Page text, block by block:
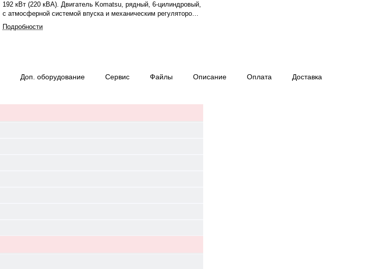
192 кВт (220 кВА). Двигатель Komatsu, рядный, 6-цилиндровый,
с атмосферной системой впуска и механическим регулятором
оборотов. Система охлаждения жидкостная. Частота вращения
— 1500 об/мин. Генератор синхронный, трёхфазный, 230/400 В,
кг, габариты: 3650×1300×1750 мм. Страна происхождения —
Подробности
Доп. оборудование Сервис Файлы Описание Оплата Доставка